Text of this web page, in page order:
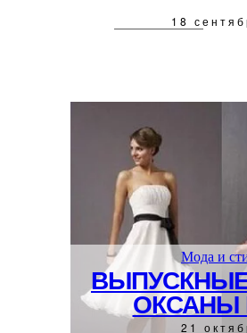
18
Мода и
ОКСАНЫ
21